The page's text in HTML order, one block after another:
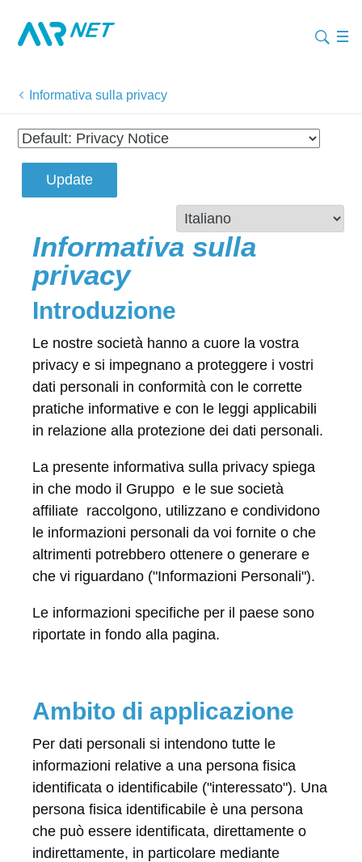
Informativa sulla privacy
Update
Informativa sulla
privacy
Introduzione
Le nostre società hanno a cuore la vostra
privacy e si impegnano a proteggere i vostri
dati personali in conformità con le corrette
pratiche informative e con le leggi applicabili
in relazione alla protezione dei dati personali.
La presente informativa sulla privacy spiega
in che modo il Gruppo e le sue società
affiliate raccolgono, utilizzano e condividono
le informazioni personali da voi fornite o che
altrimenti potrebbero ottenere o generare e
che vi riguardano ("Informazioni Personali").
Le informazioni specifiche per il paese sono
riportate in fondo alla pagina.
Ambito di applicazione
Per dati personali si intendono tutte le
informazioni relative a una persona fisica
identificata o identificabile ("interessato"). Una
persona fisica identificabile è una persona
che può essere identificata, direttamente o
indirettamente, in particolare mediante